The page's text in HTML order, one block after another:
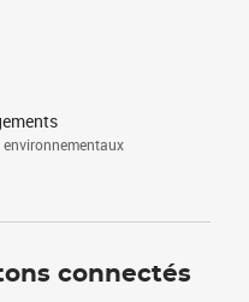
connectés